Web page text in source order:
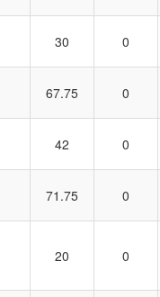
30 0
67.75 0
42 0
71.75 0
20 0